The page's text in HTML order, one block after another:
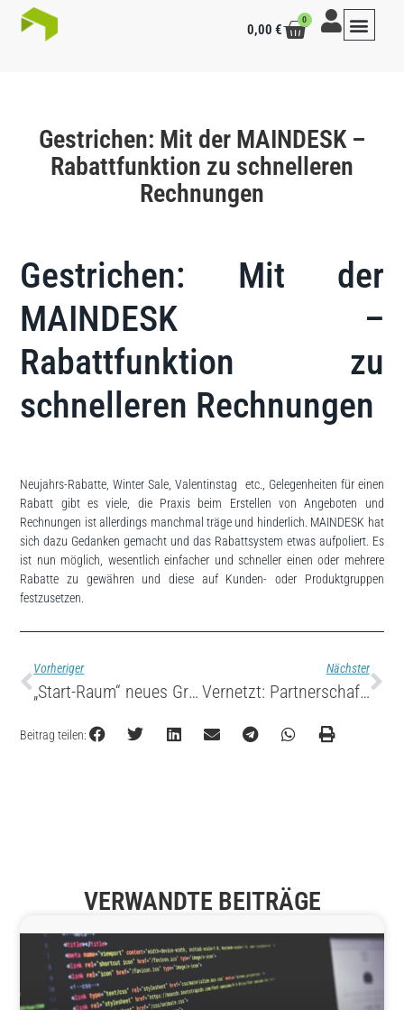
0,00 €
0
Gestrichen: Mit der MAINDESK –
Rabattfunktion zu schnelleren
Rechnungen
Gestrichen: Mit der
MAINDESK –
Rabattfunktion zu
schnelleren Rechnungen
Neujahrs-Rabatte, Winter Sale, Valentinstag etc., Gelegenheiten für einen
Rabatt gibt es viele, die Praxis beim Erstellen von Angeboten und
Rechnungen ist allerdings manchmal träge und hinderlich. MAINDESK hat
sich dazu Gedanken gemacht und das Rabattsystem etwas aufpoliert. Es
ist nun möglich, wesentlich einfacher und schneller einen oder mehrere
Rabatte zu gewähren und diese auf Kunden- oder Produktgruppen
festzusetzen.
Vorheriger
„Start-Raum“ neues Gründerzentrum in Mainspessart
Nächster
Vernetzt: Partnerschaft mit der Universität Würzburg
Beitrag teilen:
VERWANDTE BEITRÄGE